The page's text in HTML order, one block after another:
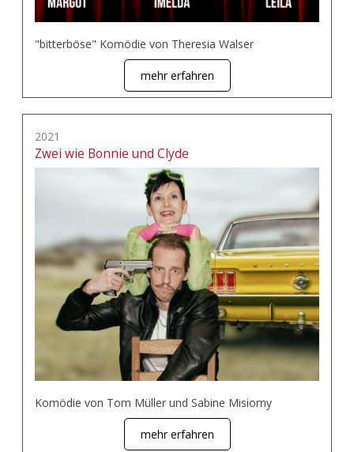
"bitterböse" Komödie von Theresia Walser
mehr erfahren
2021
Zwei wie Bonnie und Clyde
Komödie von Tom Müller und Sabine Misiorny
mehr erfahren